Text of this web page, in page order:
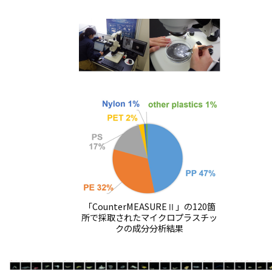
「CounterMEASUREⅡ」の120箇
所で採取されたマイクロプラスチッ
クの成分分析結果